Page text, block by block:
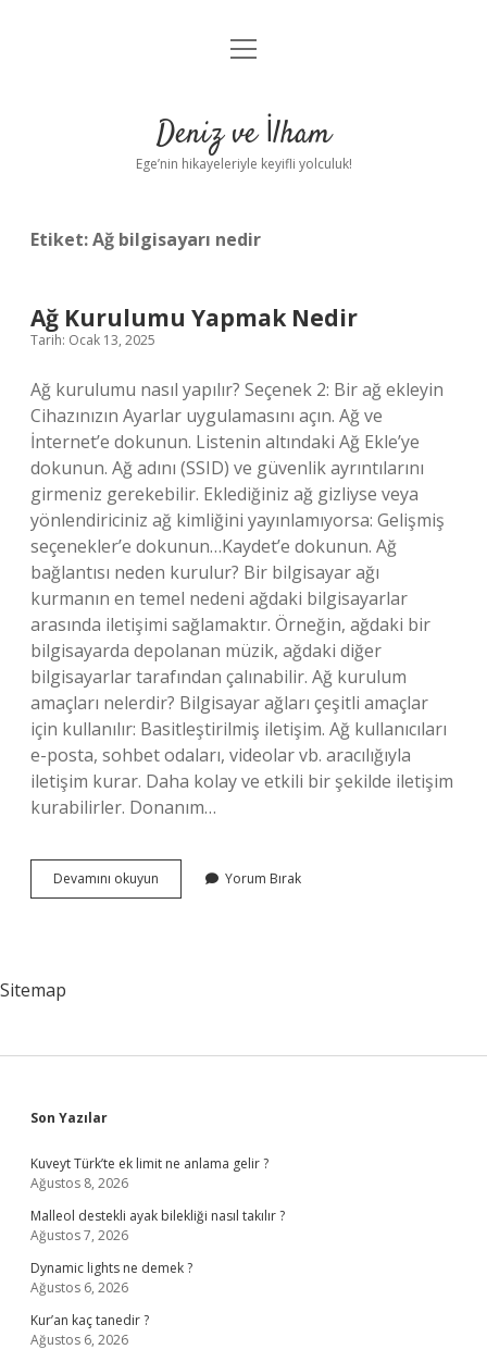
Anasayfa
Yasal Uyarı
menüyü
Deniz ve İlham
Ege’nin hikayeleriyle keyifli yolculuk!
Etiket:Ağ bilgisayarı nedir
Ağ Kurulumu Yapmak Nedir
Tarih: Ocak 13, 2025
Ağ kurulumu nasıl yapılır? Seçenek 2: Bir ağ ekleyin
Cihazınızın Ayarlar uygulamasını açın. Ağ ve
İnternet’e dokunun. Listenin altındaki Ağ Ekle’ye
dokunun. Ağ adını (SSID) ve güvenlik ayrıntılarını
girmeniz gerekebilir. Eklediğiniz ağ gizliyse veya
yönlendiriciniz ağ kimliğini yayınlamıyorsa: Gelişmiş
seçenekler’e dokunun…Kaydet’e dokunun. Ağ
bağlantısı neden kurulur? Bir bilgisayar ağı
kurmanın en temel nedeni ağdaki bilgisayarlar
arasında iletişimi sağlamaktır. Örneğin, ağdaki bir
bilgisayarda depolanan müzik, ağdaki diğer
bilgisayarlar tarafından çalınabilir. Ağ kurulum
amaçları nelerdir? Bilgisayar ağları çeşitli amaçlar
için kullanılır: Basitleştirilmiş iletişim. Ağ kullanıcıları
e-posta, sohbet odaları, videolar vb. aracılığıyla
iletişim kurar. Daha kolay ve etkili bir şekilde iletişim
kurabilirler. Donanım…
Devamını okuyun
Kurulumu
Yorum Bırak
Sitemap
Sidebar
Son Yazılar
Kuveyt Türk’te ek limit ne anlama gelir ?
Ağustos 8, 2026
Malleol destekli ayak bilekliği nasıl takılır ?
Ağustos 7, 2026
Dynamic lights ne demek ?
Ağustos 6, 2026
Kur’an kaç tanedir ?
Ağustos 6, 2026